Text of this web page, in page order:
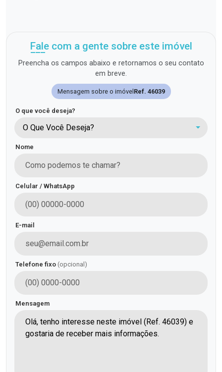
Fale com a gente sobre este imóvel
Preencha os campos abaixo e retornamos o seu contato
em breve.
Mensagem sobre o imóvel Ref. 46039
O que você deseja?
O Que Você Deseja?
Nome
Celular / WhatsApp
E-mail
Telefone fixo (opcional)
Mensagem